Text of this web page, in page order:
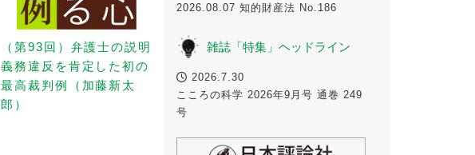
（第93回）弁護士の説明
義務違反を肯定した初の
最高裁判例（加藤新太
郎）
2026.08.07 知的財産法 No.186
雑誌「特集」ヘッドライン
2026.7.30
こころの科学 2026年9月号 通巻 249
号